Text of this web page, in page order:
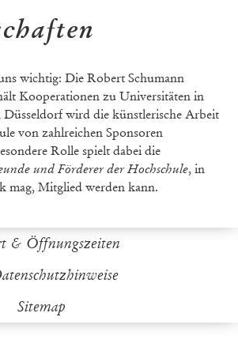
wichtig: Die Robert Schumann
Kooperationen zu Universitäten in
wird die künstlerische Arbeit
von zahlreichen Sponsoren
Rolle spielt dabei die
und Förderer der Hochschule, in
mag, Mitglied werden kann.
& Öffnungszeiten
Sitemap